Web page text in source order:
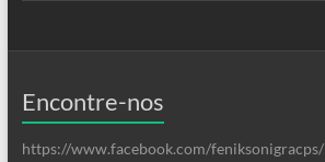
Encontre-nos
https://www.facebook.com/feniksonigracps/